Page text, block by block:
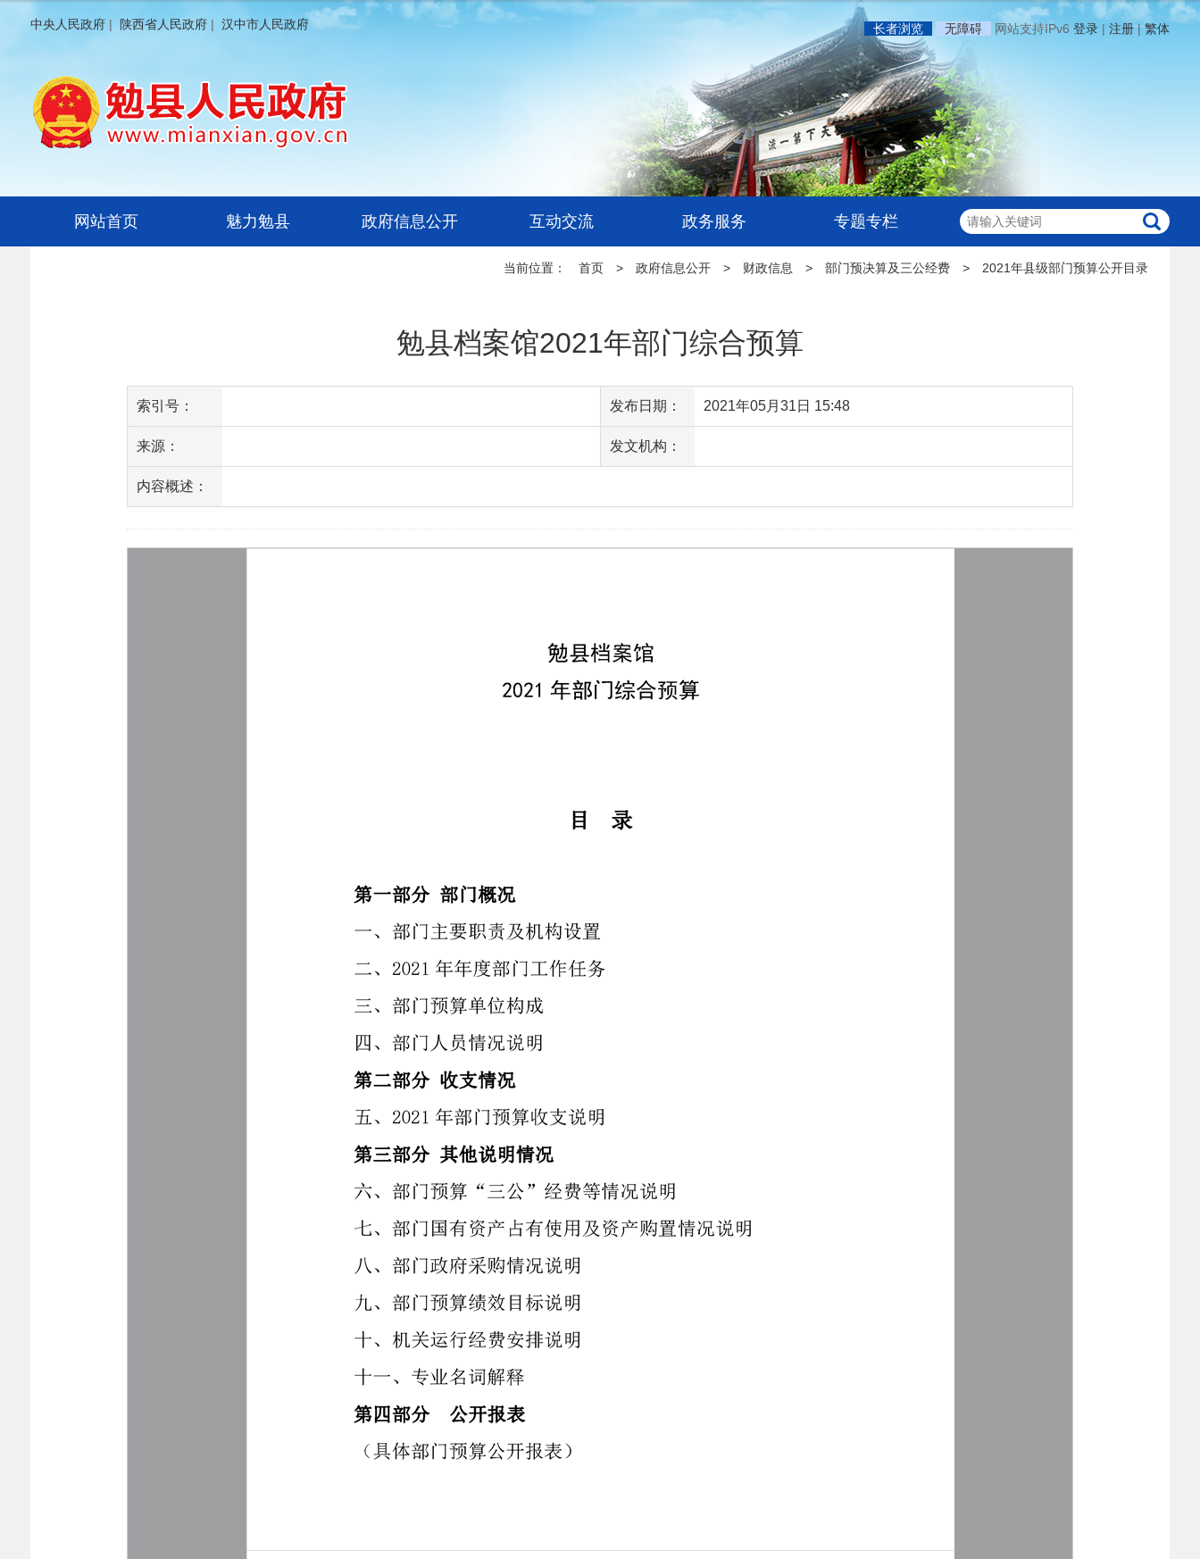
中央人民政府 | 陕西省人民政府 | 汉中市人民政府 长者浏览 无障碍 网站支持IPv6 登录 | 注册|繁体
网站首页 魅力勉县 政府信息公开 互动交流 政务服务 专题专栏
当前位置： 首页 > 政府信息公开 > 财政信息 > 部门预决算及三公经费 > 2021年县级部门预算公开目录
勉县档案馆2021年部门综合预算
索引号： 发布日期： 2021年05月31日 15:48
来源： 发文机构：
内容概述：
访问量：1235 【字体：大中小】 转载